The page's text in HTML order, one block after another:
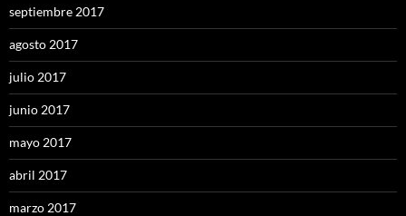
septiembre 2017
agosto 2017
julio 2017
junio 2017
mayo 2017
abril 2017
marzo 2017